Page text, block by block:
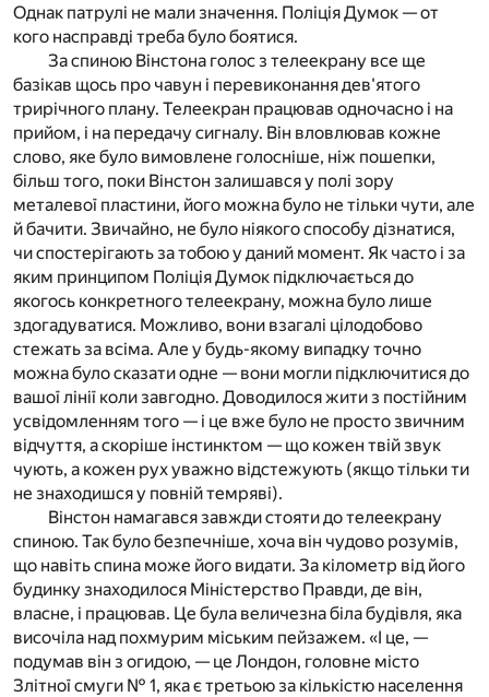
Однак патрулі не мали значення. Поліція Думок — от
кого насправді треба було боятися.
За спиною Вінстона голос з телеекрану все ще
базікав щось про чавун і перевиконання дев'ятого
трирічного плану. Телеекран працював одночасно і на
прийом, і на передачу сигналу. Він вловлював кожне
слово, яке було вимовлене голосніше, ніж пошепки,
більш того, поки Вінстон залишався у полі зору
металевої пластини, його можна було не тільки чути, але
й бачити. Звичайно, не було ніякого способу дізнатися,
чи спостерігають за тобою у даний момент. Як часто і за
яким принципом Поліція Думок підключається до
якогось конкретного телеекрану, можна було лише
здогадуватися. Можливо, вони взагалі цілодобово
стежать за всіма. Але у будь-якому випадку точно
можна було сказати одне — вони могли підключитися до
вашої лінії коли завгодно. Доводилося жити з постійним
усвідомленням того — і це вже було не просто звичним
відчуття, а скоріше інстинктом — що кожен твій звук
чують, а кожен рух уважно відстежують (якщо тільки ти
не знаходишся у повній темряві).
Вінстон намагався завжди стояти до телеекрану
спиною. Так було безпечніше, хоча він чудово розумів,
що навіть спина може його видати. За кілометр від його
будинку знаходилося Міністерство Правди, де він,
власне, і працював. Це була величезна біла будівля, яка
височіла над похмурим міським пейзажем. «І це, —
подумав він з огидою, — це Лондон, головне місто
Злітної смуги № 1, яка є третьою за кількістю населення